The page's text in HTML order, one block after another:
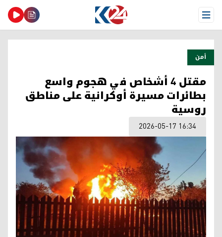
Open Menu
أمن
مقتل 4 أشخاص في هجوم واسع
بطائرات مسيرة أوكرانية على مناطق
روسية
2026-05-17 16:34